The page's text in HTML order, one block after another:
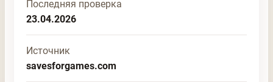
Последняя проверка
23.04.2026
Источник
savesforgames.com